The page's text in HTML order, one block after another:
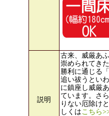
説明
古来、威厳あ
崇められてき
勝利に通じる
追い祓うとい
に鎮座し威厳
ています。さ
りない厄除け
しくはこちら